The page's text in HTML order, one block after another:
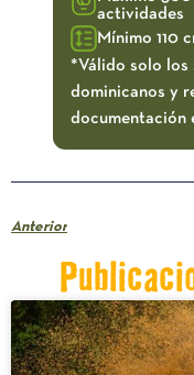
actividades
Mínimo 110
*Válido solo los
dominicanos y
documentación
Anterior